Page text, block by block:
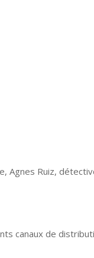
Agnes Ruiz,
canaux de